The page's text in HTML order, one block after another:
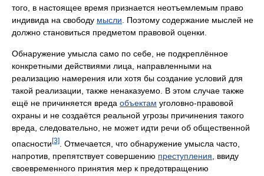
того, в настоящее время признается неотъемлемым право
индивида на свободу мысли . Поэтому содержание мыслей не
должно становиться предметом правовой оценки.
Обнаружение умысла само по себе, не подкреплённое
конкретными действиями лица, направленными на
реализацию намерения или хотя бы создание условий для
такой реализации, также ненаказуемо. В этом случае также
ещё не причиняется вреда объектам уголовно-правовой
охраны и не создаётся реальной угрозы причинения такого
вреда, следовательно, не может идти речи об общественной
опасности[3]
. Отмечается, что обнаружение умысла часто,
напротив, препятствует совершению преступления , ввиду
своевременного принятия мер к предотвращению